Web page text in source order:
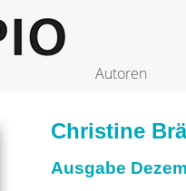
Autoren
Christine
Ausgabe